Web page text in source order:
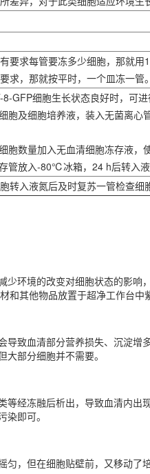
要求每管要冻多少细胞，那就用
求，那就按平时，一个皿冻一管。
8-GFP细胞生长状态良好时，可
胞及细胞培养液，装入无菌离
胞数量加入无血清细胞冻存液，
管放入-80℃冰箱，24 h后转入液
转入液氮后及时复苏一管检查
少环境的改变对细胞状态的影
和其他物品放置于超净工作台中
导致血清部分营养损失、沉淀
部分细胞并不需要。
等经冻融后析出，导致血清内
即可。
匀，但在细胞贴壁前，又移动